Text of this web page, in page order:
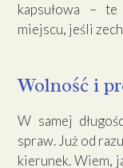
kapsułowa –
miejscu, jeśli
Wolność i
W samej
spraw. Już od
kierunek. Wiem,